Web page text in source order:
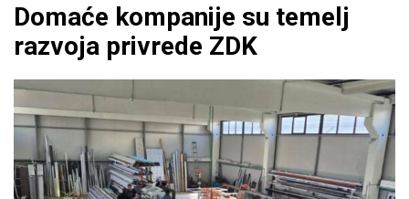
Domaće kompanije su temelj
razvoja privrede ZDK